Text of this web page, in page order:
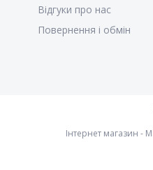
Відгуки про нас
Повернення і обмін